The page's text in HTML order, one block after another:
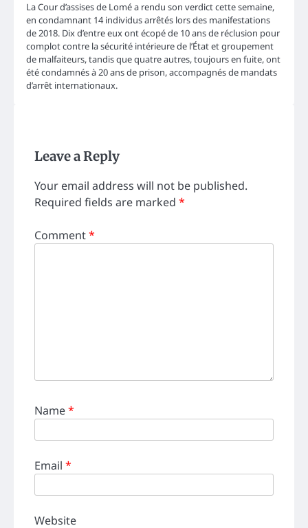
La Cour d’assises de Lomé a rendu son verdict cette semaine,
en condamnant 14 individus arrêtés lors des manifestations
de 2018. Dix d’entre eux ont écopé de 10 ans de réclusion pour
complot contre la sécurité intérieure de l’État et groupement
de malfaiteurs, tandis que quatre autres, toujours en fuite, ont
été condamnés à 20 ans de prison, accompagnés de mandats
d’arrêt internationaux.
Leave a Reply
Your email address will not be published.
Required fields are marked *
Comment*
Name*
Email *
Website